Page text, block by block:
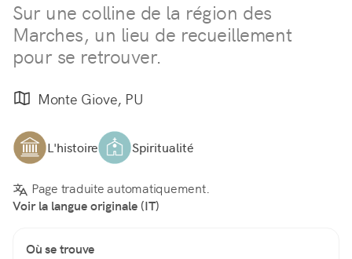
Sur une colline de la région des
Marches, un lieu de recueillement
pour se retrouver.
Monte Giove, PU
L'histoire Spiritualité
Page traduite automatiquement.
Voir la langue originale (IT)
Où se trouve